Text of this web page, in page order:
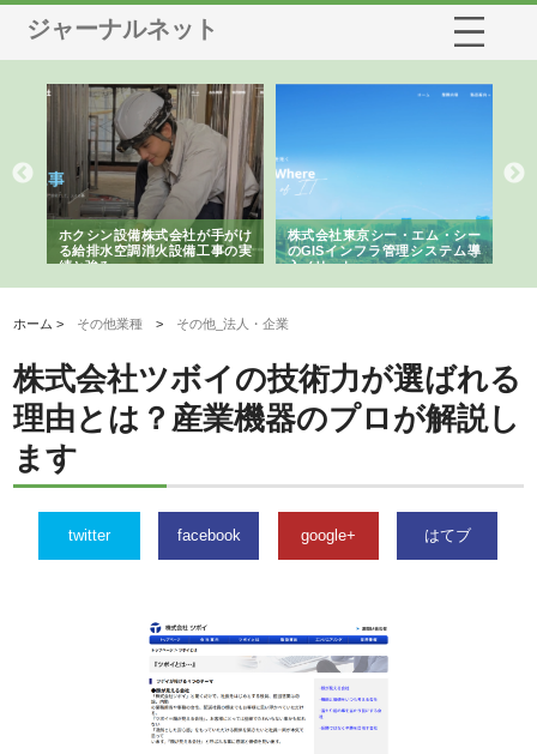
ジャーナルネット
ホクシン設備株式会社が手がけ
る給排水空調消火設備工事の実
績と強み
株式会社東京シー・エム・シー
のGISインフラ管理システム導
入メリット
ホーム > その他業種 > その他_法人・企業
株式会社ツボイの技術力が選ばれる
理由とは？産業機器のプロが解説し
ます
twitter facebook google+ はてブ